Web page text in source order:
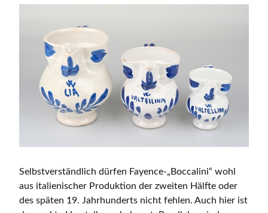
Selbstverständlich dürfen Fayence-„Boccalini“ wohl
aus italienischer Produktion der zweiten Hälfte oder
des späten 19. Jahrhunderts nicht fehlen. Auch hier ist